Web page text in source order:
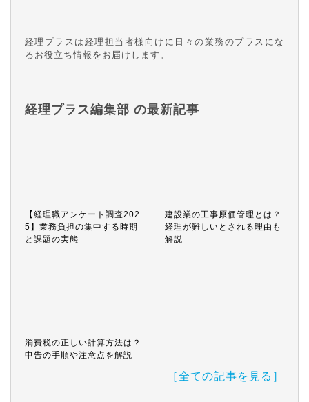
経理プラスは経理担当者様向けに日々の業務のプラスにな
るお役立ち情報をお届けします。
経理プラス編集部 の最新記事
【経理職アンケート調査202
5】業務負担の集中する時期
と課題の実態
建設業の工事原価管理とは？
経理が難しいとされる理由も
解説
消費税の正しい計算方法は？
申告の手順や注意点を解説
［全ての記事を見る］